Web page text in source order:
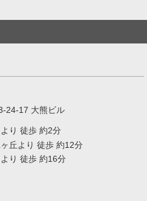
24-17 大熊ビル
り 徒歩 約2分
丘より 徒歩 約12分
り 徒歩 約16分